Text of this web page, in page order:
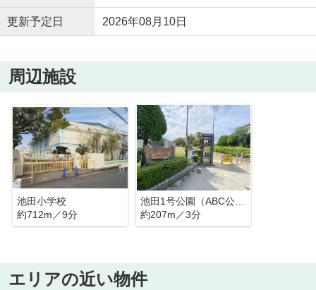
更新予定日 2026年08月10日
周辺施設
池田小学校
約712m／9分
池田1号公園（ABC公園）
約207m／3分
エリアの近い物件